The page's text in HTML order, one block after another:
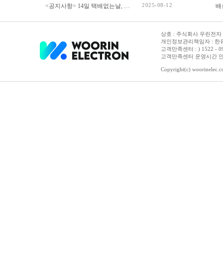
<공지사항> 14일 택배없는날, 광복절 휴무 배송 안내 2025-08-12
상호 : 주식회사 우린전
개인정보관리책임자 : 한
고객만족센터 : ) 1522 -
고객만족센터 운영시간
Copyright(c)